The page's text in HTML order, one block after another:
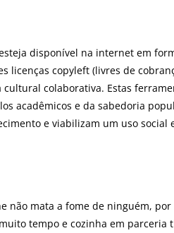
disponível na internet em
licenças copyleft (livres de
colaborativa. Estas
acadêmicos e da sabedoria
e viabilizam um uso social
não mata a fome de ninguém,
tempo e cozinha em parceria t